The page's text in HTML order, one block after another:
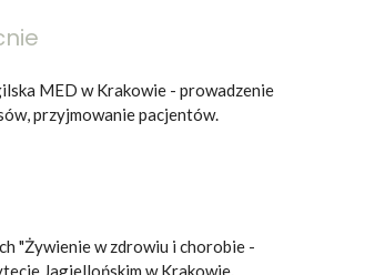
MED w Krakowie - prowadzenie
przyjmowanie pacjentów.
"Żywienie w zdrowiu i chorobie -
Jagiellońskim w Krakowie.